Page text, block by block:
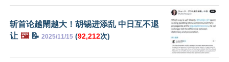
斩首论越閙越大！胡锡进添乱 中日互不退
让 🖼️📝 2025/11/15 (92,212次)